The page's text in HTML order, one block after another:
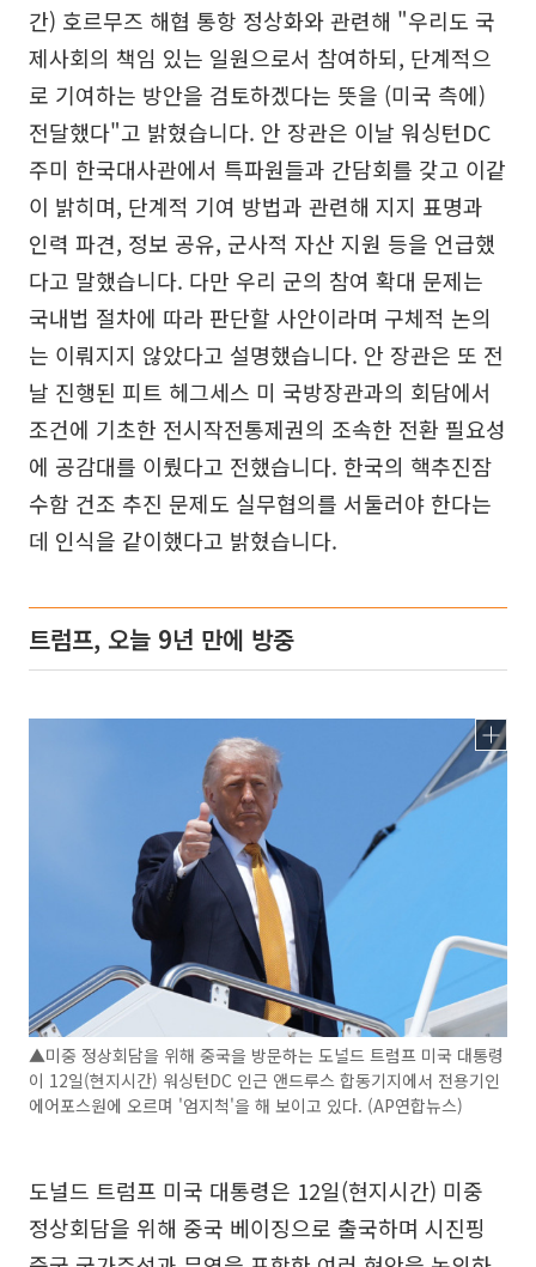
간) 호르무즈 해협 통항 정상화와 관련해 "우리도 국
제사회의 책임 있는 일원으로서 참여하되, 단계적으
로 기여하는 방안을 검토하겠다는 뜻을 (미국 측에)
전달했다"고 밝혔습니다. 안 장관은 이날 워싱턴DC
주미 한국대사관에서 특파원들과 간담회를 갖고 이같
이 밝히며, 단계적 기여 방법과 관련해 지지 표명과
인력 파견, 정보 공유, 군사적 자산 지원 등을 언급했
다고 말했습니다. 다만 우리 군의 참여 확대 문제는
국내법 절차에 따라 판단할 사안이라며 구체적 논의
는 이뤄지지 않았다고 설명했습니다. 안 장관은 또 전
날 진행된 피트 헤그세스 미 국방장관과의 회담에서
조건에 기초한 전시작전통제권의 조속한 전환 필요성
에 공감대를 이뤘다고 전했습니다. 한국의 핵추진잠
수함 건조 추진 문제도 실무협의를 서둘러야 한다는
데 인식을 같이했다고 밝혔습니다.
트럼프, 오늘 9년 만에 방중
▲미중 정상회담을 위해 중국을 방문하는 도널드 트럼프 미국 대통령
이 12일(현지시간) 워싱턴DC 인근 앤드루스 합동기지에서 전용기인
에어포스원에 오르며 '엄지척'을 해 보이고 있다. (AP연합뉴스)
도널드 트럼프 미국 대통령은 12일(현지시간) 미중
정상회담을 위해 중국 베이징으로 출국하며 시진핑